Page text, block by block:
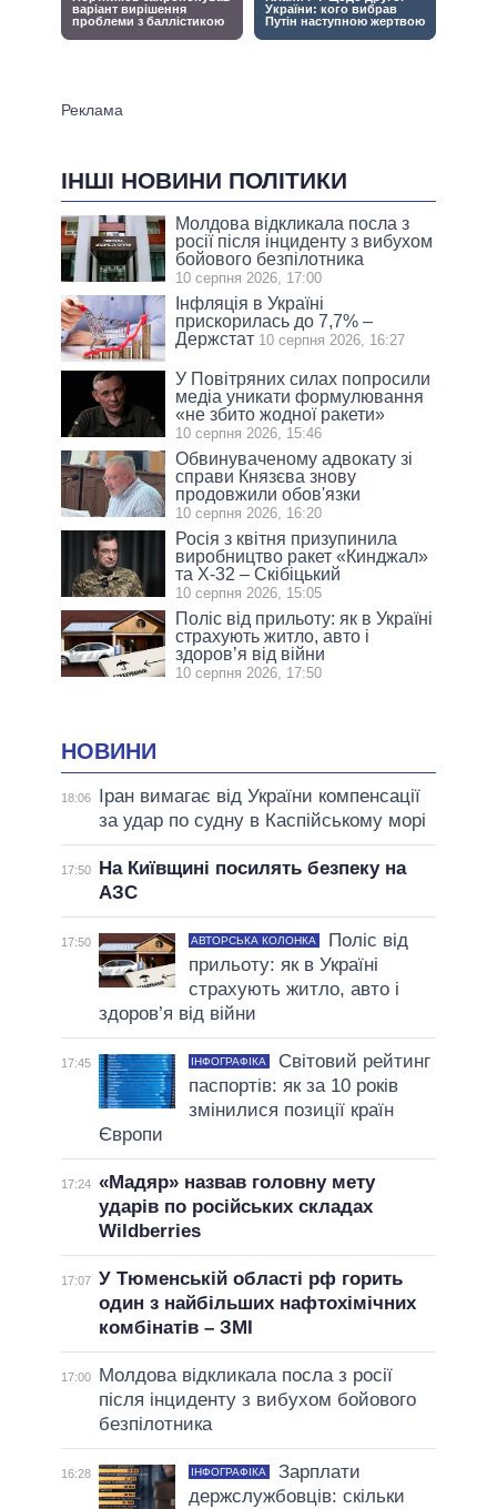
ІНШІ НОВИНИ ПОЛІТИКИ
Молдова відкликала посла з
росії після інциденту з вибухом
бойового безпілотника
10 серпня 2026, 17:00
Інфляція в Україні
прискорилась до 7,7% –
Держстат 10 серпня 2026, 16:27
У Повітряних силах попросили
медіа уникати формулювання
«не збито жодної ракети»
10 серпня 2026, 15:46
Обвинуваченому адвокату зі
справи Князєва знову
продовжили обов'язки
10 серпня 2026, 16:20
Росія з квітня призупинила
виробництво ракет «Кинджал»
та Х-32 – Скібіцький
10 серпня 2026, 15:05
Поліс від прильоту: як в Україні
страхують житло, авто і
здоров’я від війни
10 серпня 2026, 17:50
НОВИНИ
18:06
Іран вимагає від України компенсації
за удар по судну в Каспійському морі
17:50
На Київщині посилять безпеку на
АЗС
17:50 АВТОРСЬКА КОЛОНКА
Поліс від
прильоту: як в Україні
страхують житло, авто і
здоров’я від війни
17:45 ІНФОГРАФІКА
Світовий рейтинг
паспортів: як за 10 років
змінилися позиції країн
Європи
17:24 «Мадяр» назвав головну мету
ударів по російських складах
Wildberries
17:07 У Тюменській області рф горить
один з найбільших нафтохімічних
комбінатів – ЗМІ
17:00
Молдова відкликала посла з росії
після інциденту з вибухом бойового
безпілотника
16:28 ІНФОГРАФІКА
Зарплати
держслужбовців: скільки